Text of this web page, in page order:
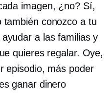
imagen, ¿no? Sí,
también conozco a tu
a las familias y
quieres regalar. Oye,
episodio, más poder
ganar dinero